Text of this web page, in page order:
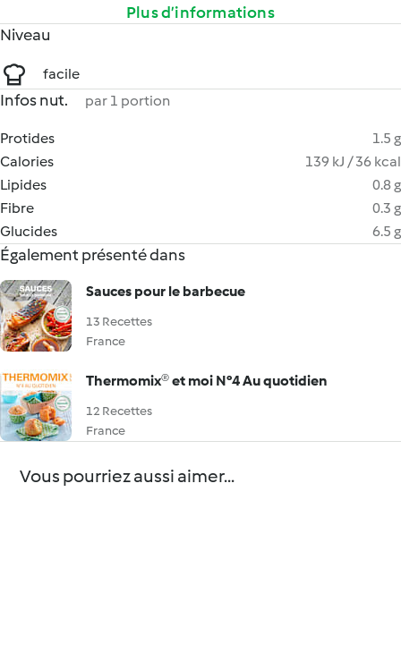
Plus d’informations
Niveau
facile
Infos nut. par 1 portion
Protides
1.5 g
Calories
139 kJ / 36 kcal
Lipides
0.8 g
Fibre
0.3 g
Glucides
6.5 g
Également présenté dans
Sauces pour le barbecue
13 Recettes
France
Thermomix® et moi N°4 Au quotidien
12 Recettes
France
Vous pourriez aussi aimer...